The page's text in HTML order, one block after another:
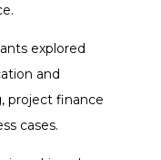
explored
and
project finance
cases.